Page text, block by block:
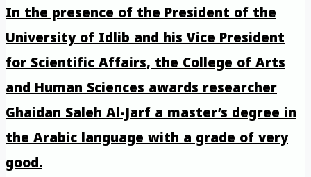
In the presence of the President of the
University of Idlib and his Vice President
for Scientific Affairs, the College of Arts
and Human Sciences awards researcher
Ghaidan Saleh Al-Jarf a master’s degree in
the Arabic language with a grade of very
good.